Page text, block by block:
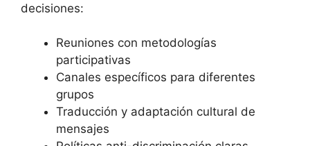
decisiones:
Reuniones con metodologías
participativas
Canales específicos para diferentes
grupos
Traducción y adaptación cultural de
mensajes